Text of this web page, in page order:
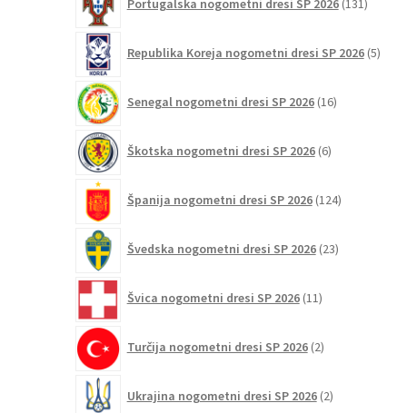
Portugalska nogometni dresi SP 2026 131
Republika Koreja nogometni dresi SP 2026 5
Senegal nogometni dresi SP 2026 16izdelkov
Škotska nogometni dresi SP 2026 6izdelkov
Španija nogometni dresi SP 2026 124izdelkov
Švedska nogometni dresi SP 2026 23izdelkov
Švica nogometni dresi SP 2026 11izdelkov
Turčija nogometni dresi SP 2026 2izdelka
Ukrajina nogometni dresi SP 2026 2izdelka